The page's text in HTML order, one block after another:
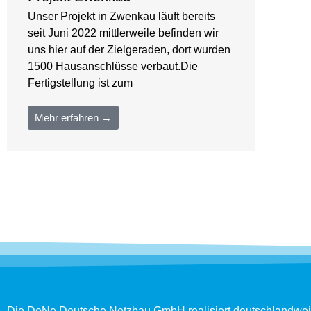
Unser Projekt in Zwenkau läuft bereits
seit Juni 2022 mittlerweile befinden wir
uns hier auf der Zielgeraden, dort wurden
1500 Hausanschlüsse verbaut.Die
Fertigstellung ist zum
Mehr erfahren →